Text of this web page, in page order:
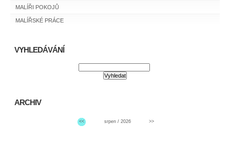
MALÍŘI POKOJŮ
MALÍŘSKÉ PRÁCE
VYHLEDÁVÁNÍ
ARCHIV
<< srpen / 2026 >>